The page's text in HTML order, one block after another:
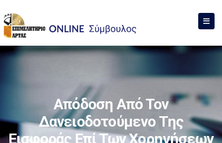
Απόδοση Από Τον
Δανειοδοτούμενο Της
Εισφοράς Επί Των Χορηγήσεων